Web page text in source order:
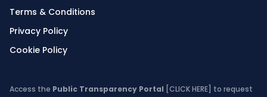
Terms & Conditions
Privacy Policy
Cookie Policy
Access the Public Transparency Portal [CLICK HERE] to request